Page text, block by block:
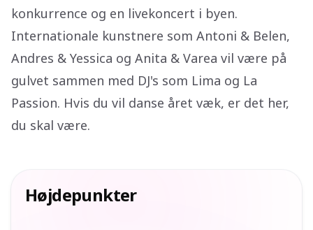
konkurrence og en livekoncert i byen.
Internationale kunstnere som Antoni & Belen,
Andres & Yessica og Anita & Varea vil være på
gulvet sammen med DJ's som Lima og La
Passion. Hvis du vil danse året væk, er det her,
du skal være.
Højdepunkter